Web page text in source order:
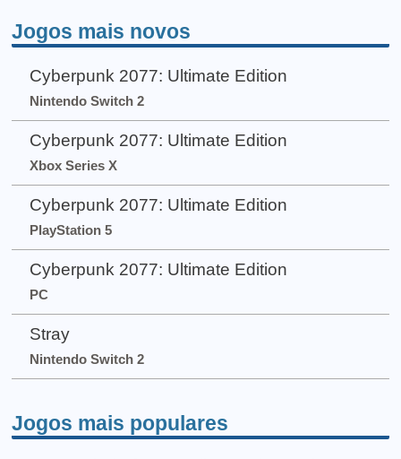
Jogos mais novos
Cyberpunk 2077: Ultimate Edition
Nintendo Switch 2
Cyberpunk 2077: Ultimate Edition
Xbox Series X
Cyberpunk 2077: Ultimate Edition
PlayStation 5
Cyberpunk 2077: Ultimate Edition
PC
Stray
Nintendo Switch 2
Jogos mais populares